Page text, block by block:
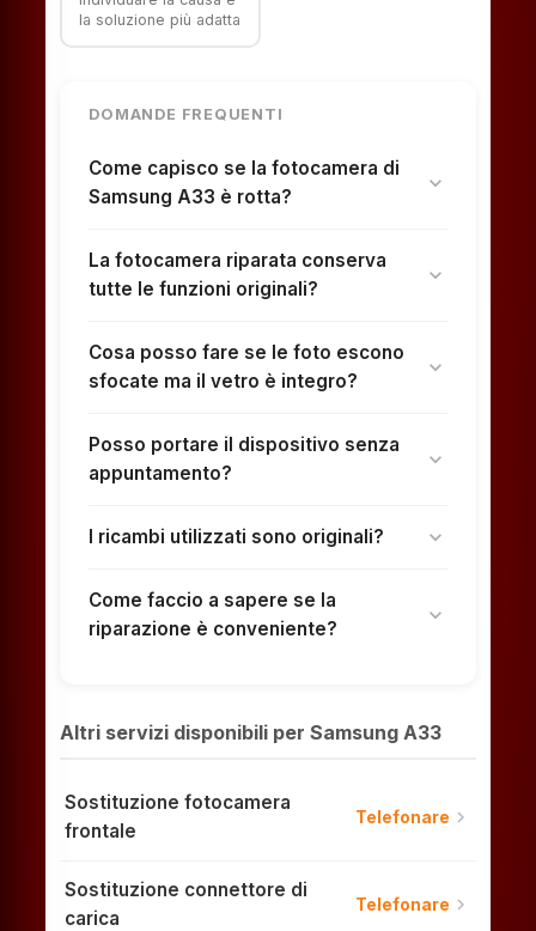
la soluzione più adatta
DOMANDE FREQUENTI
Come capisco se la fotocamera di
Samsung A33 è rotta?
expand_more
La fotocamera riparata conserva
tutte le funzioni originali?
expand_more
Cosa posso fare se le foto escono
sfocate ma il vetro è integro?
expand_more
Posso portare il dispositivo senza
appuntamento?
expand_more
I ricambi utilizzati sono originali? expand_more
Come faccio a sapere se la
riparazione è conveniente?
expand_more
Altri servizi disponibili per Samsung A33
Sostituzione fotocamera
frontale
Telefonare chevron_right
Sostituzione connettore di
carica
Telefonare chevron_right